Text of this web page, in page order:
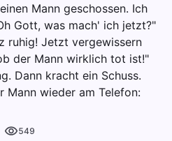
Mann geschossen. Ich
Gott, was mach' ich jetzt?"
ruhig! Jetzt vergewissern
der Mann wirklich tot ist!"
Dann kracht ein Schuss.
Mann wieder am Telefon:
549